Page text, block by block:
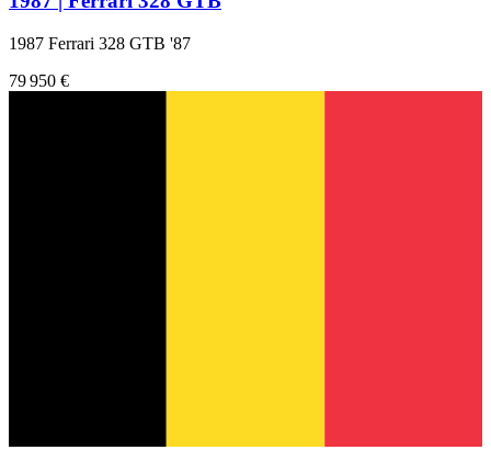
1987 Ferrari 328 GTB '87
79 950 €